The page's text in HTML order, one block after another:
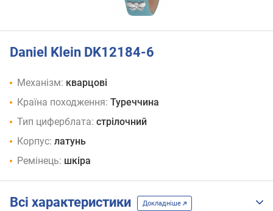
Daniel Klein DK12184-6
Механізм: кварцові
Країна походження: Туреччина
Тип циферблата: стрілочний
Корпус: латунь
Ремінець: шкіра
Всі характеристики Докладніше